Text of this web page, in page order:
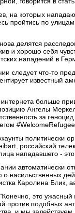
на которых
пройтись по
делятся
и хорошо себя
нападений в
следует что-то
известный
больше
Ангелы
за
политически
российский
нападавшего -
автоматически
насильственных
Каролина Блик,
это
против подобных